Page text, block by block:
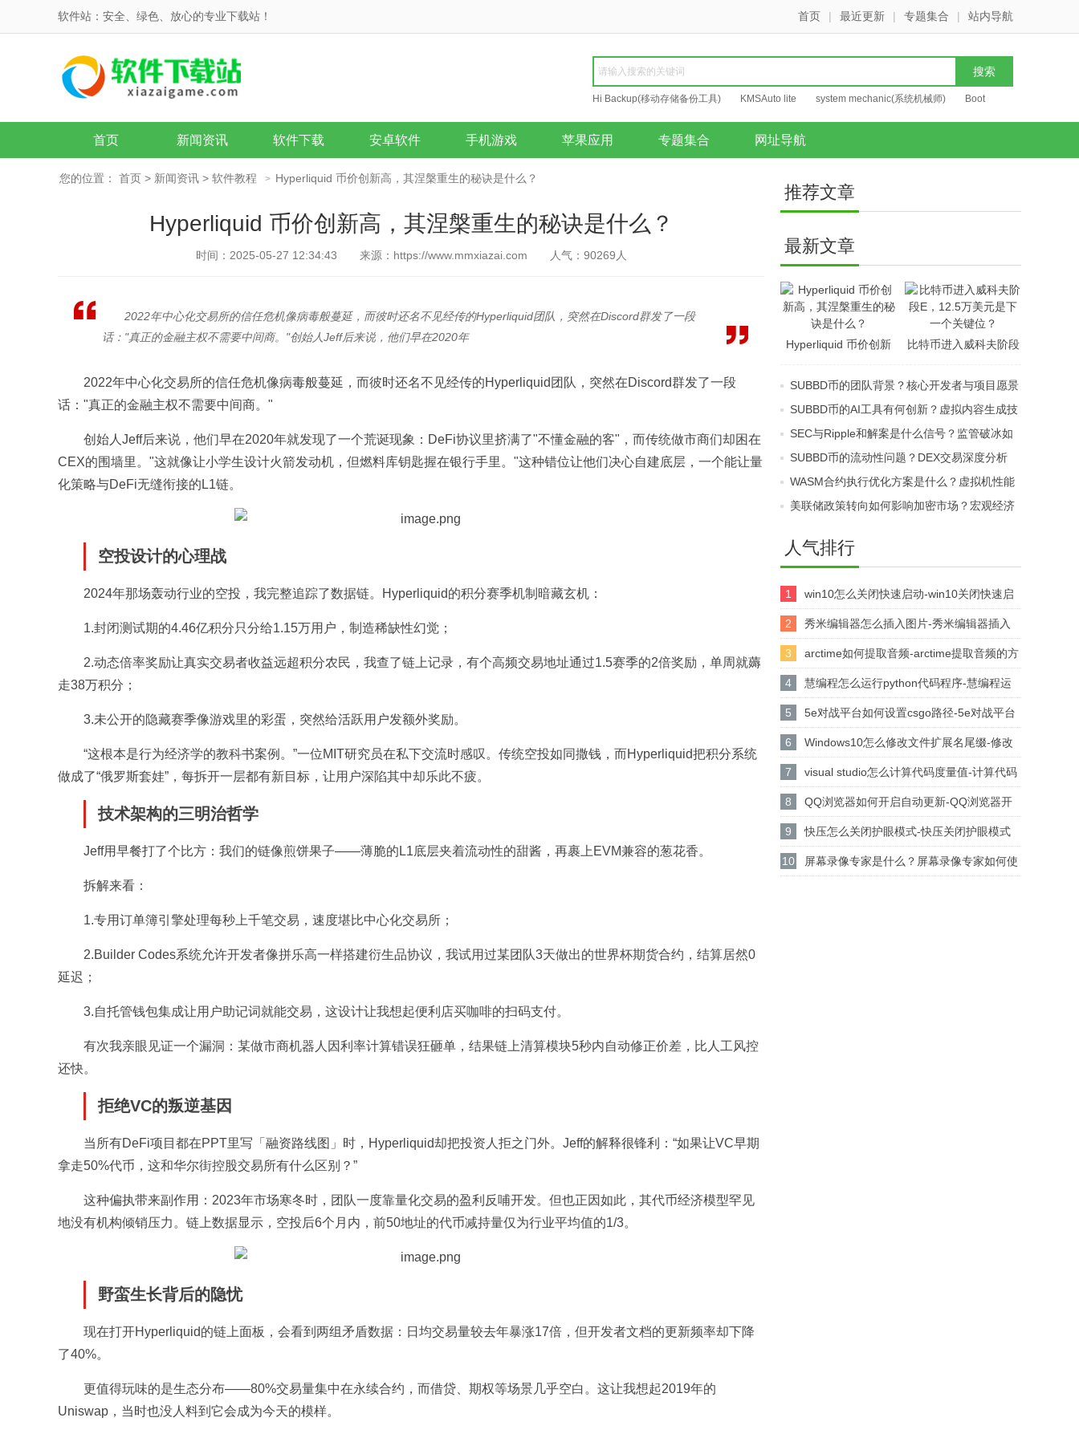
软件站：安全、绿色、放心的专业下载站！ 首页 | 最近更新 | 专题集合 | 站内导航
Hi Backup(移动存储备份工具) KMSAuto lite system mechanic(系统机械师) Boot
Repair
首页 新闻资讯 软件下载 安卓软件 手机游戏 苹果应用 专题集合 网址导航
您的位置： 首页 > 新闻资讯 > 软件教程 > Hyperliquid 币价创新高，其涅槃重生的秘诀是什么？
Hyperliquid 币价创新高，其涅槃重生的秘诀是什么？
时间：2025-05-27 12:34:43 来源：https://www.mmxiazai.com 人气： 90269 人
2022年中心化交易所的信任危机像病毒般蔓延，而彼时还名不见经传的Hyperliquid团队，突然在Discord群发了一段
话："真正的金融主权不需要中间商。"创始人Jeff后来说，他们早在2020年
2022年中心化交易所的信任危机像病毒般蔓延，而彼时还名不见经传的Hyperliquid团队，突然在Discord群发了一段
话："真正的金融主权不需要中间商。"
创始人Jeff后来说，他们早在2020年就发现了一个荒诞现象：DeFi协议里挤满了"不懂金融的客"，而传统做市商们却困在
CEX的围墙里。"这就像让小学生设计火箭发动机，但燃料库钥匙握在银行手里。"这种错位让他们决心自建底层，一个能让量
化策略与DeFi无缝衔接的L1链。
空投设计的心理战
2024年那场轰动行业的空投，我完整追踪了数据链。Hyperliquid的积分赛季机制暗藏玄机：
1.封闭测试期的4.46亿积分只分给1.15万用户，制造稀缺性幻觉；
2.动态倍率奖励让真实交易者收益远超积分农民，我查了链上记录，有个高频交易地址通过1.5赛季的2倍奖励，单周就薅
走38万积分；
3.未公开的隐藏赛季像游戏里的彩蛋，突然给活跃用户发额外奖励。
“这根本是行为经济学的教科书案例。”一位MIT研究员在私下交流时感叹。传统空投如同撒钱，而Hyperliquid把积分系统
做成了“俄罗斯套娃”，每拆开一层都有新目标，让用户深陷其中却乐此不疲。
技术架构的三明治哲学
Jeff用早餐打了个比方：我们的链像煎饼果子——薄脆的L1底层夹着流动性的甜酱，再裹上EVM兼容的葱花香。
拆解来看：
1.专用订单簿引擎处理每秒上千笔交易，速度堪比中心化交易所；
2.Builder Codes系统允许开发者像拼乐高一样搭建衍生品协议，我试用过某团队3天做出的世界杯期货合约，结算居然0
延迟；
3.自托管钱包集成让用户助记词就能交易，这设计让我想起便利店买咖啡的扫码支付。
有次我亲眼见证一个漏洞：某做市商机器人因利率计算错误狂砸单，结果链上清算模块5秒内自动修正价差，比人工风控
还快。
拒绝VC的叛逆基因
当所有DeFi项目都在PPT里写「融资路线图」时，Hyperliquid却把投资人拒之门外。Jeff的解释很锋利：“如果让VC早期
拿走50%代币，这和华尔街控股交易所有什么区别？”
这种偏执带来副作用：2023年市场寒冬时，团队一度靠量化交易的盈利反哺开发。但也正因如此，其代币经济模型罕见
地没有机构倾销压力。链上数据显示，空投后6个月内，前50地址的代币减持量仅为行业平均值的1/3。
野蛮生长背后的隐忧
现在打开Hyperliquid的链上面板，会看到两组矛盾数据：日均交易量较去年暴涨17倍，但开发者文档的更新频率却下降
了40%。
更值得玩味的是生态分布——80%交易量集中在永续合约，而借贷、期权等场景几乎空白。这让我想起2019年的
Uniswap，当时也没人料到它会成为今天的模样。
推荐文章
最新文章
Hyperliquid 币价创新
是什么？
比特币进入威科夫阶段
个关键位？
SUBBD币的团队背景？核心开发者与项目愿景
SUBBD币的AI工具有何创新？虚拟内容生成技
术SEC与Ripple和解案是什么信号？监管破冰如
何重塑加密合规路径
SUBBD币的流动性问题？DEX交易深度分析
WASM合约执行优化方案是什么？虚拟机性能
瓶颈突破路径如何实现
美联储政策转向如何影响加密市场？宏观经济
人气排行
1 win10怎么关闭快速启动-win10关闭快速启
动的方法
2 秀米编辑器怎么插入图片-秀米编辑器插入
图片的方法
3 arctime如何提取音频-arctime提取音频的方
法介绍
4 慧编程怎么运行python代码程序-慧编程运
行python代码程序的方法
5 5e对战平台如何设置csgo路径-5e对战平台
设置csgo路径的方法
6 Windows10怎么修改文件扩展名尾缀-修改
文件扩展名尾缀方法
7 visual studio怎么计算代码度量值-计算代码
度量值方法
8 QQ浏览器如何开启自动更新-QQ浏览器开
启自动更新的方法
9 快压怎么关闭护眼模式-快压关闭护眼模式
的方法介绍
10 屏幕录像专家是什么？屏幕录像专家如何使